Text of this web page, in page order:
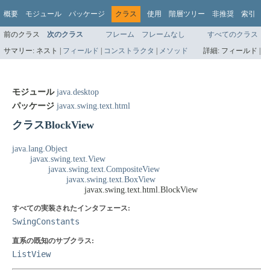
概要 モジュール パッケージ クラス 使用 階層ツリー 非推奨 索引
前のクラス 次のクラス フレーム フレームなし すべてのクラス
サマリー: ネスト | フィールド | コンストラクタ | メソッド 詳細: フィールド |
モジュール java.desktop
パッケージ javax.swing.text.html
クラスBlockView
java.lang.Object
javax.swing.text.View
javax.swing.text.CompositeView
javax.swing.text.BoxView
javax.swing.text.html.BlockView
すべての実装されたインタフェース:
SwingConstants
直系の既知のサブクラス:
ListView